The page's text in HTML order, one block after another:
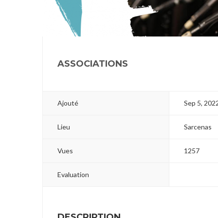
ASSOCIATIONS
Ajouté Sep 5,
Lieu Sarcenas
Vues 1257
Evaluation